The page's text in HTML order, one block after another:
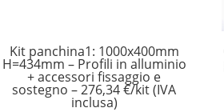
Kit panchina1: 1000x400mm
H=434mm – Profili in alluminio
+ accessori fissaggio e
sostegno – 276,34 €/kit (IVA
inclusa)